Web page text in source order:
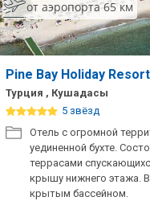
от аэропорта 65 км
Pine Bay Holiday Resort
Турция , Кушадасы
5 звёзд
Отель с огромной
уединенной бухте.
террасами
крышу нижнего этажа.
крытым бассейном.